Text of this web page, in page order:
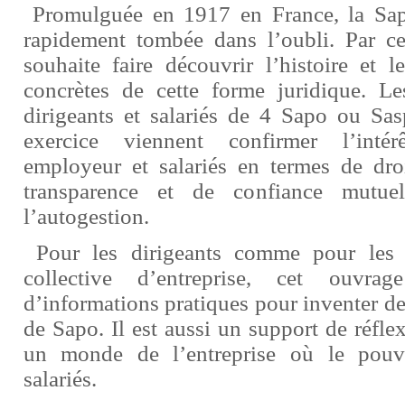
Promulguée en 1917 en France, la
rapidement tombée dans l’oubli. Par
souhaite faire découvrir l’histoire et
concrètes de cette forme juridique.
dirigeants et salariés de 4 Sapo ou
exercice viennent confirmer
employeur et salariés en termes de
transparence et de confiance
l’autogestion.
Pour les dirigeants comme pour les
collective d’entreprise, cet
d’informations pratiques pour inventer
de Sapo. Il est aussi un support de
un monde de l’entreprise où le
salariés.